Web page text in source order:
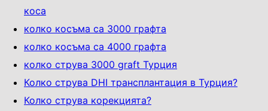
коса
колко косъма са 3000 графта
колко косъма са 4000 графта
колко струва 3000 graft Турция
Колко струва DHI трансплантация в Турция?
Колко струва корекцията?